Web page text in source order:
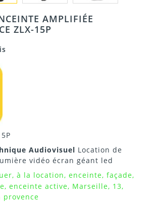
AMPLIFIÉE
ZLX-15P
Audiovisuel Location de
vidéo écran géant led
à la location, enceinte, façade,
enceinte active, Marseille, 13,
provence